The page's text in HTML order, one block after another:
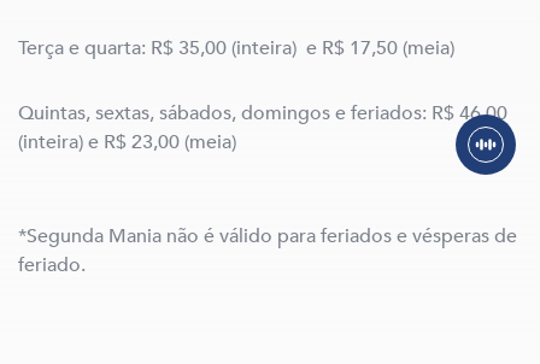
Terça e quarta: R$ 35,00 (inteira) e R$ 17,50 (meia)
Quintas, sextas, sábados, domingos e feriados: R$ 46,00
(inteira) e R$ 23,00 (meia)
*Segunda Mania não é válido para feriados e vésperas de
feriado.